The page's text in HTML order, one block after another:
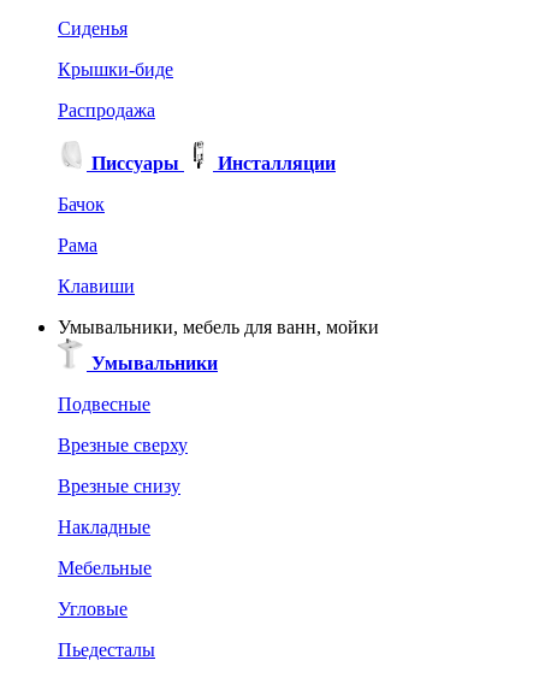
Сиденья
Крышки-биде
Распродажа
Писсуары
Инсталляции
Бачок
Рама
Клавиши
Умывальники, мебель для ванн, мойки
Умывальники
Подвесные
Врезные сверху
Врезные снизу
Накладные
Мебельные
Угловые
Пьедесталы